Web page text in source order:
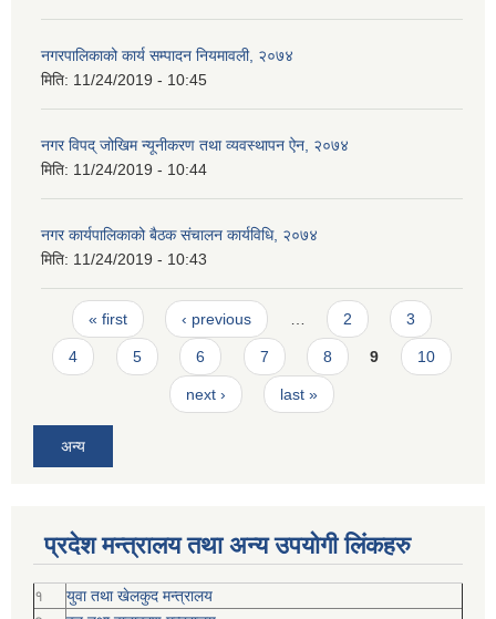
नगरपालिकाको कार्य सम्पादन नियमावली, २०७४
मिति: 11/24/2019 - 10:45
नगर विपद् जोखिम न्यूनीकरण तथा व्यवस्थापन ऐन, २०७४
मिति: 11/24/2019 - 10:44
नगर कार्यपालिकाको बैठक संचालन कार्यविधि, २०७४
मिति: 11/24/2019 - 10:43
Pages
« first ‹ previous … 2 3
4 5 6 7 8 9 10
next › last »
अन्य
प्रदेश मन्त्रालय तथा अन्य उपयोगी लिंकहरु
१
युवा तथा खेलकुद मन्त्रालय